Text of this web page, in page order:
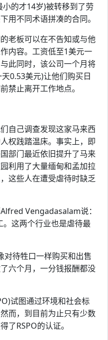
的才14岁)被转移到了劳
用不同术语拼凑的合同。
老板可以在不告知或与他
内容。工资低至1美元一
此同时，该公司一个月将
0.53美元)让他们购买日
禁止离开工作地点。
自己调查发现这家马来西
权践踏温床。事实上，即
部门最近依旧提升了马来
利用了大量缅甸和孟加拉
这些人在遭受虐待时缺乏
Vengadasalam说：
。这两个行业也是虐待最
对待牲口一样购买和出售
六个月，一分钱报酬都没
试图通过环境和社会标
而，到目前为止只有少数
了RSPO的认证。